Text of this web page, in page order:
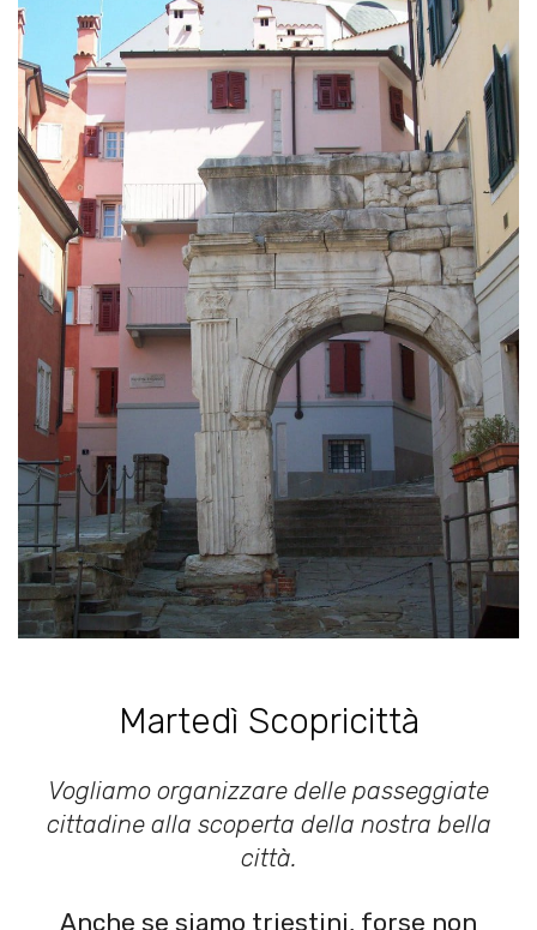
Martedì Scopricittà
Vogliamo organizzare delle passeggiate
cittadine alla scoperta della nostra bella
città.
Anche se siamo triestini, forse non